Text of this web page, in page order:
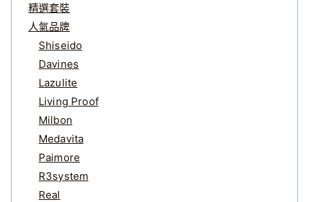
精選套裝
人氣品牌
Shiseido
Davines
Lazulite
Living Proof
Milbon
Medavita
Paimore
R3system
Real